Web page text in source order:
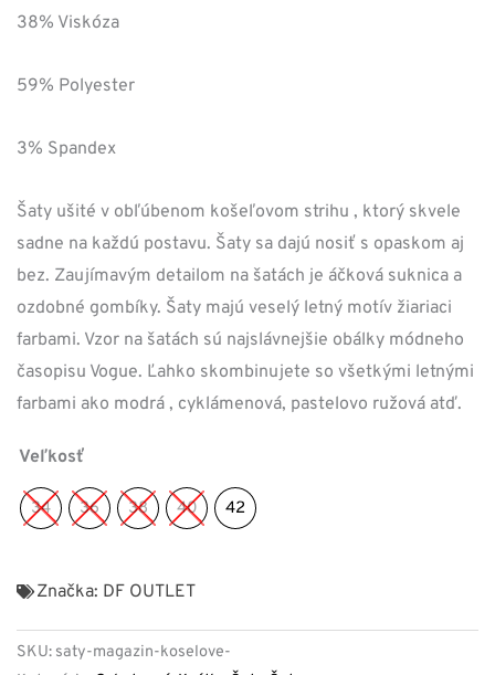
38% Viskóza
59% Polyester
3% Spandex
Šaty ušité v obľúbenom košeľovom strihu , ktorý skvele
sadne na každú postavu. Šaty sa dajú nosiť s opaskom aj
bez. Zaujímavým detailom na šatách je áčková suknica a
ozdobné gombíky. Šaty majú veselý letný motív žiariaci
farbami. Vzor na šatách sú najslávnejšie obálky módneho
časopisu Vogue. Ľahko skombinujete so všetkými letnými
farbami ako modrá , cyklámenová, pastelovo ružová atď.
Veľkosť
34 36 38 40 42
Značka: DF OUTLET
SKU: saty-magazin-koselove-